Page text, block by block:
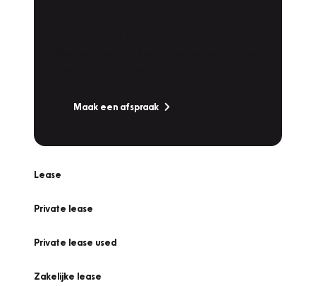
Maak een afspraak
Lease
Private lease
Private lease used
Zakelijke lease